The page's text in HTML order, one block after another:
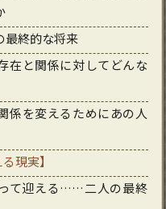
最終的な将来
在と関係に対してどんな
係を変えるためにあの人
現実】
て迎える……二人の最終